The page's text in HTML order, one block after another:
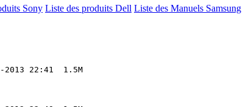
Sony Liste des produits Dell Liste des Manuels Samsung